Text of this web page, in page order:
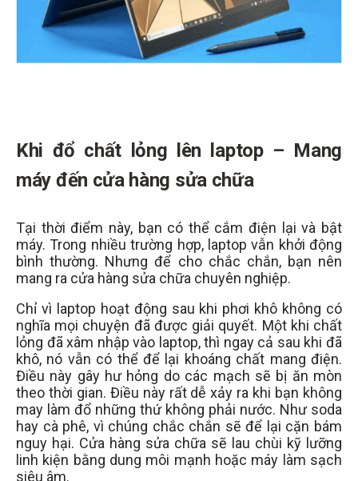
Khi đổ chất lỏng lên laptop – Mang
máy đến cửa hàng sửa chữa
Tại thời điểm này, bạn có thể cắm điện lại và bật
máy. Trong nhiều trường hợp, laptop vẫn khởi động
bình thường. Nhưng để cho chắc chắn, bạn nên
mang ra cửa hàng sửa chữa chuyên nghiệp.
Chỉ vì laptop hoạt động sau khi phơi khô không có
nghĩa mọi chuyện đã được giải quyết. Một khi chất
lỏng đã xâm nhập vào laptop, thì ngay cả sau khi đã
khô, nó vẫn có thể để lại khoáng chất mang điện.
Điều này gây hư hỏng do các mạch sẽ bị ăn mòn
theo thời gian. Điều này rất dễ xảy ra khi bạn không
may làm đổ những thứ không phải nước. Như soda
hay cà phê, vì chúng chắc chắn sẽ để lại cặn bám
nguy hại. Cửa hàng sửa chữa sẽ lau chùi kỹ lưỡng
linh kiện bằng dung môi mạnh hoặc máy làm sạch
siêu âm.